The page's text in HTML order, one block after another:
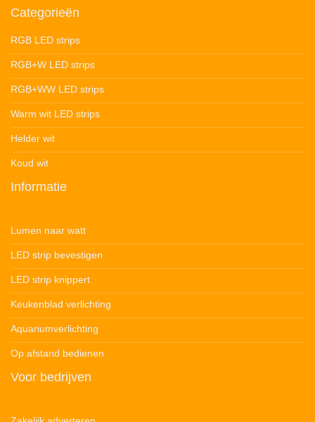
Categorieën
RGB LED strips
RGB+W LED strips
RGB+WW LED strips
Warm wit LED strips
Helder wit
Koud wit
Informatie
Lumen naar watt
LED strip bevestigen
LED strip knippert
Keukenblad verlichting
Aquariumverlichting
Op afstand bedienen
Voor bedrijven